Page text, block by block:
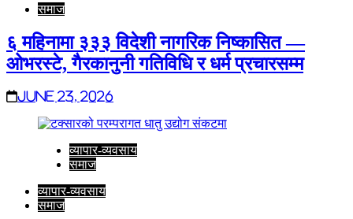
समाज
६ महिनामा ३३३ विदेशी नागरिक निष्कासित —
ओभरस्टे, गैरकानुनी गतिविधि र धर्म प्रचारसम्म
June 23, 2026
व्यापार-व्यवसाय
समाज
व्यापार-व्यवसाय
समाज